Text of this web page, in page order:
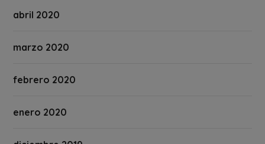
abril 2020
marzo 2020
febrero 2020
enero 2020